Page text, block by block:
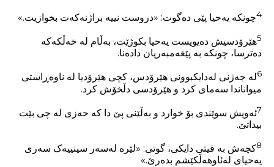
4چونکە یەحیا پێی دەگوت: «دروست نییە براژنەکەت بخوازیت.»
5هێرۆدسیش دەیویست یەحیا بکوژێت، بەڵام لە خەڵکەکە
دەترسا، چونکە بە پێغەمبەریان دادەنا.
6لە جەژنی لەدایکبوونی هێرۆدس، کچی هێرۆدیا لە ناوەڕاستی
میواناندا سەمای کرد و هێرۆدسی دڵخۆش کرد.
7ئەویش سوێندی بۆ خوارد و بەڵێنی پێ دا کە حەزی لە چی بێت
بیداتێ.
8کچەش بە فیتی دایکی، گوتی: «لێرە لەسەر سینییەک سەری
یەحیای لەئاوهەڵکێشم بدەرێ.»